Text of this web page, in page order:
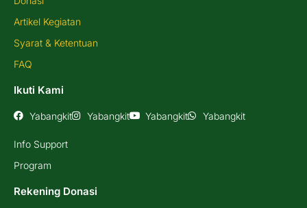
Artikel Kegiatan
Syarat & Ketentuan
FAQ
Ikuti Kami
Yabangkit Yabangkit Yabangkit Yabangkit
Info Support
Program
Rekening Donasi